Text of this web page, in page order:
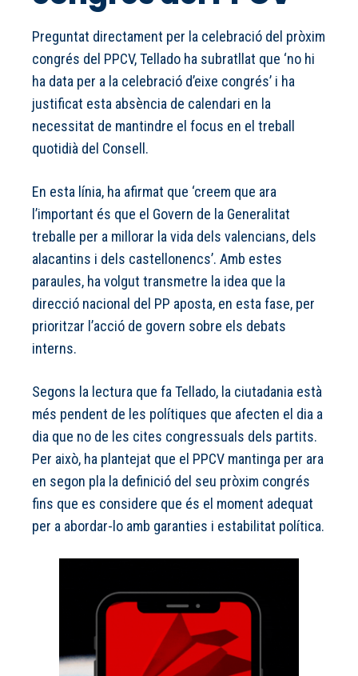
Preguntat directament per la celebració del pròxim
congrés del PPCV, Tellado ha subratllat que ‘no hi
ha data per a la celebració d’eixe congrés’ i ha
justificat esta absència de calendari en la
necessitat de mantindre el focus en el treball
quotidià del Consell.
En esta línia, ha afirmat que ‘creem que ara
l’important és que el Govern de la Generalitat
treballe per a millorar la vida dels valencians, dels
alacantins i dels castellonencs’. Amb estes
paraules, ha volgut transmetre la idea que la
direcció nacional del PP aposta, en esta fase, per
prioritzar l’acció de govern sobre els debats
interns.
Segons la lectura que fa Tellado, la ciutadania està
més pendent de les polítiques que afecten el dia a
dia que no de les cites congressuals dels partits.
Per això, ha plantejat que el PPCV mantinga per ara
en segon pla la definició del seu pròxim congrés
fins que es considere que és el moment adequat
per a abordar-lo amb garanties i estabilitat política.